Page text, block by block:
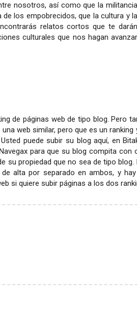
nosotros, así como que la militancia
los empobrecidos, que la cultura y la
relatos cortos que te darán
culturales que nos hagan avanzar
de páginas web de tipo blog. Pero
una web similar, pero que es un ranking
puede subir su blog aquí, en
para que su blog compita con
su propiedad que no sea de tipo blog.
alta por separado en ambos, y
si quiere subir páginas a los dos